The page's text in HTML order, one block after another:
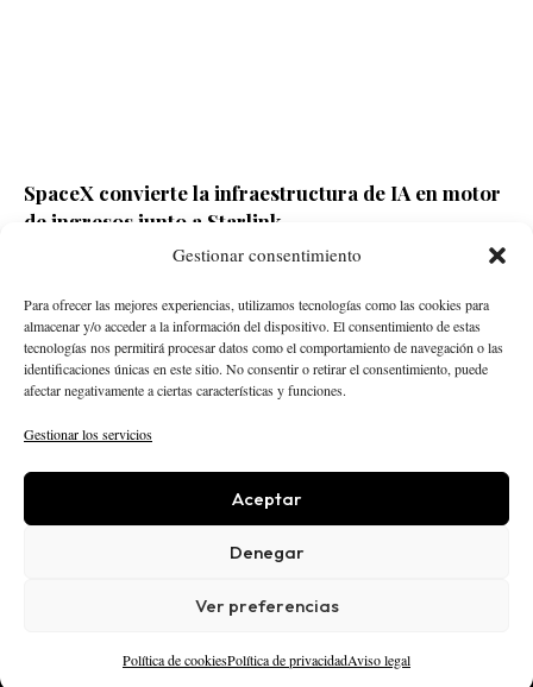
Gestionar consentimiento
Para ofrecer las mejores experiencias, utilizamos tecnologías como las cookies para
almacenar y/o acceder a la información del dispositivo. El consentimiento de estas
tecnologías nos permitirá procesar datos como el comportamiento de navegación o las
identificaciones únicas en este sitio. No consentir o retirar el consentimiento, puede
afectar negativamente a ciertas características y funciones.
Gestionar los servicios
Aceptar
Denegar
Ver preferencias
Política de cookiesPolítica de privacidadAviso legal
SpaceX convierte la infraestructura de IA en motor
de ingresos junto a Starlink
Hace 17 horas
INTELIGENCIA ARTIFICIAL
CREATOR ECONOMY
ROBÓTICA
NEGOCIOS
ECONOMÍA
ACTUALIDAD
AVISO LEGAL
PRIVACIDAD